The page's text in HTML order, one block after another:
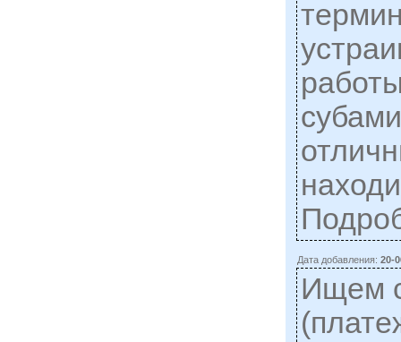
Дата добавления:20-
Ищем